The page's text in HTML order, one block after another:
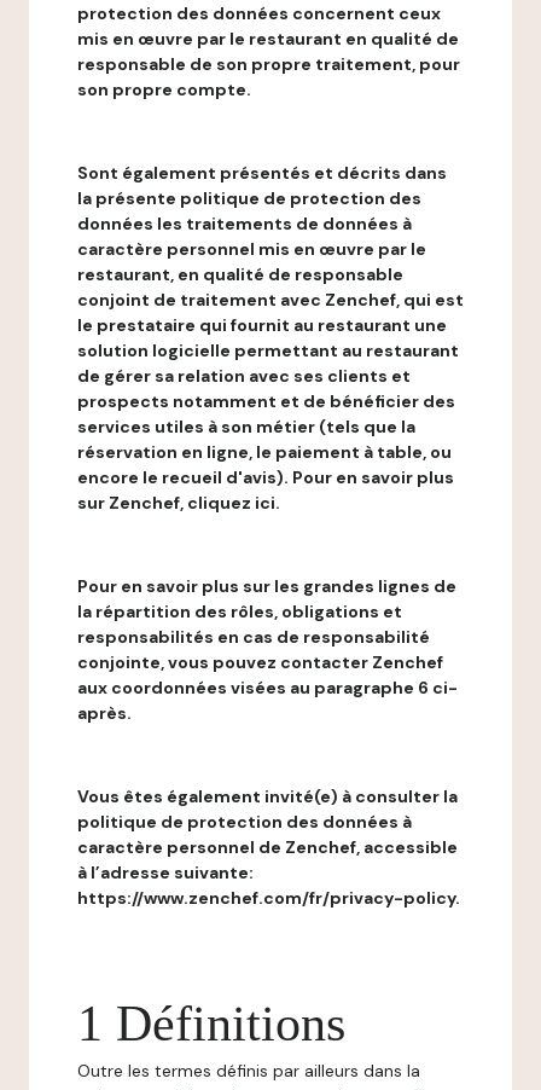
protection des données concernent ceux
mis en œuvre par le restaurant en qualité de
responsable de son propre traitement, pour
son propre compte.
Sont également présentés et décrits dans
la présente politique de protection des
données les traitements de données à
caractère personnel mis en œuvre par le
restaurant, en qualité de responsable
conjoint de traitement avec Zenchef, qui est
le prestataire qui fournit au restaurant une
solution logicielle permettant au restaurant
de gérer sa relation avec ses clients et
prospects notamment et de bénéficier des
services utiles à son métier (tels que la
réservation en ligne, le paiement à table, ou
encore le recueil d'avis). Pour en savoir plus
sur Zenchef, cliquez ici.
Pour en savoir plus sur les grandes lignes de
la répartition des rôles, obligations et
responsabilités en cas de responsabilité
conjointe, vous pouvez contacter Zenchef
aux coordonnées visées au paragraphe 6 ci-
après.
Vous êtes également invité(e) à consulter la
politique de protection des données à
caractère personnel de Zenchef, accessible
à l’adresse suivante:
https://www.zenchef.com/fr/privacy-policy.
1 Définitions
Outre les termes définis par ailleurs dans la